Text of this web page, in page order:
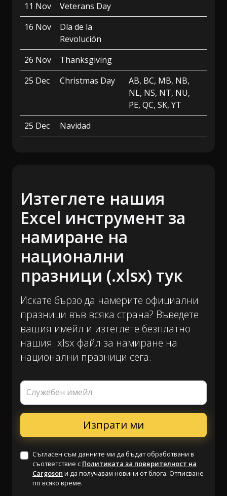
11 Nov
Veterans Day
16 Nov
Día de la
Revolución
26 Nov
Thanksgiving
25 Dec
Christmas Day
AB, BC, MB, NB,
NL, NS, NT, NU,
PE, QC, SK, YT
25 Dec
Navidad
Изтеглете нашия
Excel инструмент за
намиране на
национални
празници (.xlsx) тук
Искате бързо да намерите официални
празници във всяка страна? Въведете
вашия имейл и изтеглете безплатно
нашия .xlsx файл за намиране на
национални празници сега.
Служебен имейл
Съгласен съм данните ми да бъдат обработвани в
съответствие с Политиката за поверителност на
Cargoson и да получавам новини от блога. Отписване
по всяко време.